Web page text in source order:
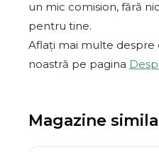
un mic comision, fără
pentru tine.
Aflați mai multe despre
noastră pe pagina
Magazine